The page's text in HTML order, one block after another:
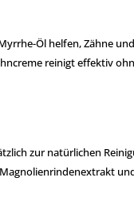
Öl helfen, Zähne
reinigt effektiv
zur natürlichen